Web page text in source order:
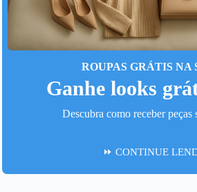
ROUPAS GRÁTIS NA
Ganhe looks
Descubra como receber peças
⏩ CONTINUE